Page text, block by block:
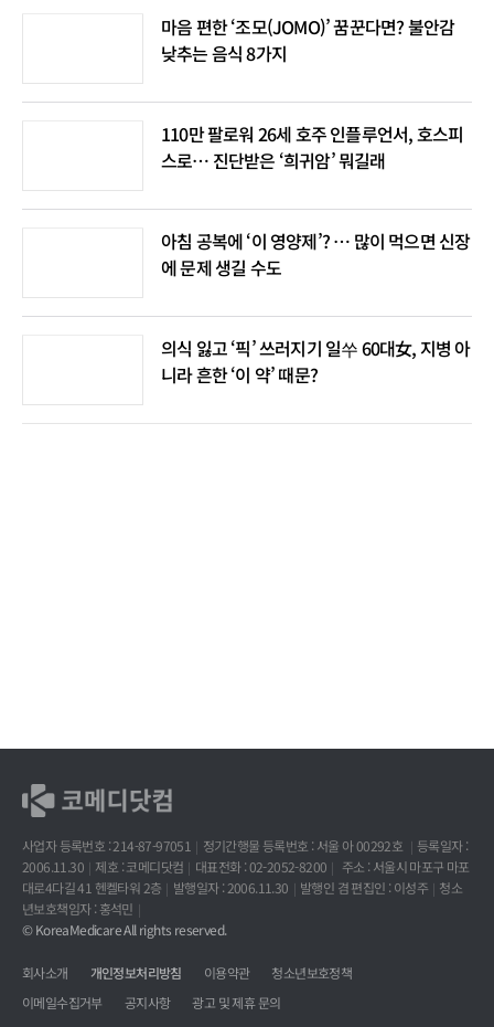
마음 편한 ‘조모(JOMO)’ 꿈꾼다면? 불안감
낮추는 음식 8가지
110만 팔로워 26세 호주 인플루언서, 호스피
스로… 진단받은 ‘희귀암’ 뭐길래
아침 공복에 ‘이 영양제’? … 많이 먹으면 신장
에 문제 생길 수도
의식 잃고 ‘픽’ 쓰러지기 일쑤 60대女, 지병 아
니라 흔한 ‘이 약’ 때문?
사업자 등록번호 : 214-87-97051 정기간행물 등록번호 : 서울 아 00292호
등록일자 :
2006.11.30
제호 : 코메디닷컴 대표전화 : 02-2052-8200
주소 : 서울시 마포구 마포
대로4다길 41 헨켈타워 2층
발행일자 : 2006.11.30 발행인 겸 편집인 : 이성주
청소
년보호책임자 : 홍석민
© KoreaMedicare All rights reserved.
회사소개 개인정보처리방침 이용약관
청소년보호정책
이메일수집거부
공지사항 광고 및 제휴 문의